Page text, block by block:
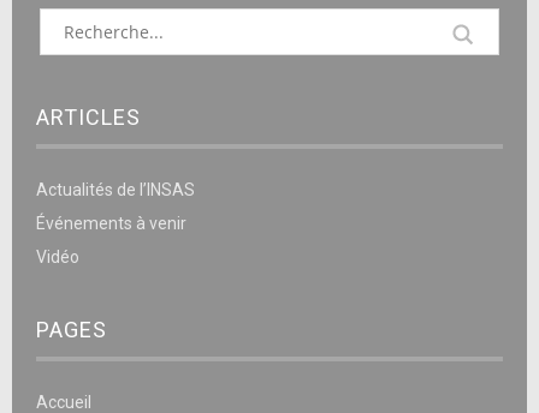
ARTICLES
Actualités de l’INSAS
Événements à venir
Vidéo
PAGES
Accueil